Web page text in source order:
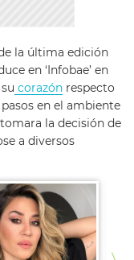
la última edición
en ‘Infobae’ en
corazón respecto
en el ambiente
la decisión de
a diversos